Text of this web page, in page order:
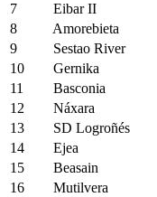
7
Eibar II
8
Amorebieta
9
Sestao River
10
Gernika
11
Basconia
12
Náxara
13
SD Logroñés
14
Ejea
15
Beasain
16
Mutilvera